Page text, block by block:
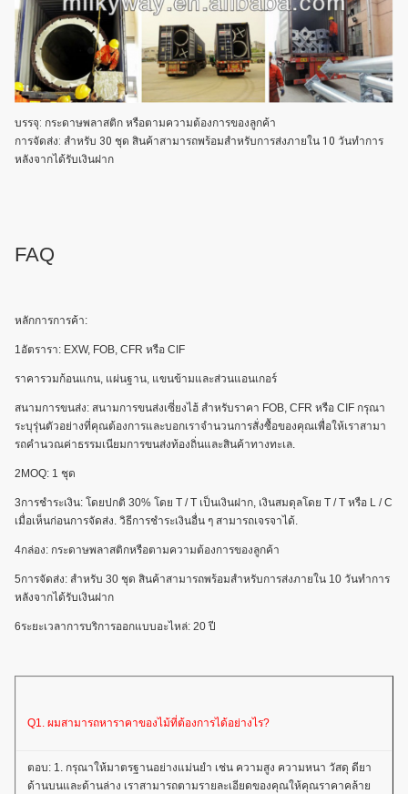
บรรจุ: กระดาษพลาสติก หรือตามความต้องการของลูกค้า
การจัดส่ง: สําหรับ 30 ชุด สินค้าสามารถพร้อมสําหรับการส่งภายใน 10 วันทําการ
หลังจากได้รับเงินฝาก
FAQ
หลักการการค้า:
1อัตรารา: EXW, FOB, CFR หรือ CIF
ราคารวมก้อนแกน, แผ่นฐาน, แขนข้ามและส่วนแอนเกอร์
สนามการขนส่ง: สนามการขนส่งเซี่ยงไฮ้ สําหรับราคา FOB, CFR หรือ CIF กรุณา
ระบุรุ่นตัวอย่างที่คุณต้องการและบอกเราจํานวนการสั่งซื้อของคุณเพื่อให้เราสามา
รถคํานวณค่าธรรมเนียมการขนส่งท้องถิ่นและสินค้าทางทะเล.
2MOQ: 1 ชุด
3การชําระเงิน: โดยปกติ 30% โดย T / T เป็นเงินฝาก, เงินสมดุลโดย T / T หรือ L / C
เมื่อเห็นก่อนการจัดส่ง. วิธีการชําระเงินอื่น ๆ สามารถเจรจาได้.
4กล่อง: กระดาษพลาสติกหรือตามความต้องการของลูกค้า
5การจัดส่ง: สําหรับ 30 ชุด สินค้าสามารถพร้อมสําหรับการส่งภายใน 10 วันทําการ
หลังจากได้รับเงินฝาก
6ระยะเวลาการบริการออกแบบอะไหล่: 20 ปี
Q1. ผมสามารถหาราคาของไม้ที่ต้องการได้อย่างไร?
ตอบ: 1. กรุณาให้มาตรฐานอย่างแม่นยํา เช่น ความสูง ความหนา วัสดุ ดียา
ด้านบนและด้านล่าง เราสามารถตามรายละเอียดของคุณให้คุณราคาคล้าย